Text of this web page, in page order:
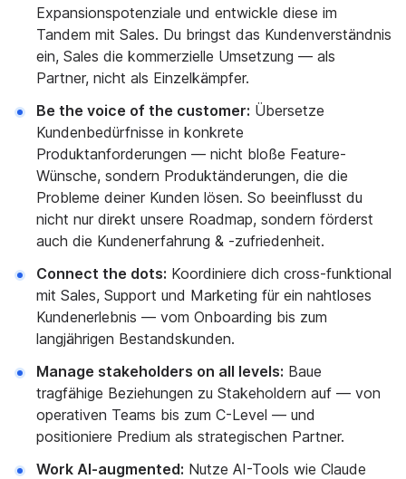
Expansionspotenziale und entwickle diese im
Tandem mit Sales. Du bringst das Kundenverständnis
ein, Sales die kommerzielle Umsetzung — als
Partner, nicht als Einzelkämpfer.
Be the voice of the customer: Übersetze
Kundenbedürfnisse in konkrete
Produktanforderungen — nicht bloße Feature-
Wünsche, sondern Produktänderungen, die die
Probleme deiner Kunden lösen. So beeinflusst du
nicht nur direkt unsere Roadmap, sondern förderst
auch die Kundenerfahrung & -zufriedenheit.
Connect the dots: Koordiniere dich cross-funktional
mit Sales, Support und Marketing für ein nahtloses
Kundenerlebnis — vom Onboarding bis zum
langjährigen Bestandskunden.
Manage stakeholders on all levels: Baue
tragfähige Beziehungen zu Stakeholdern auf — von
operativen Teams bis zum C-Level — und
positioniere Predium als strategischen Partner.
Work AI-augmented: Nutze AI-Tools wie Claude